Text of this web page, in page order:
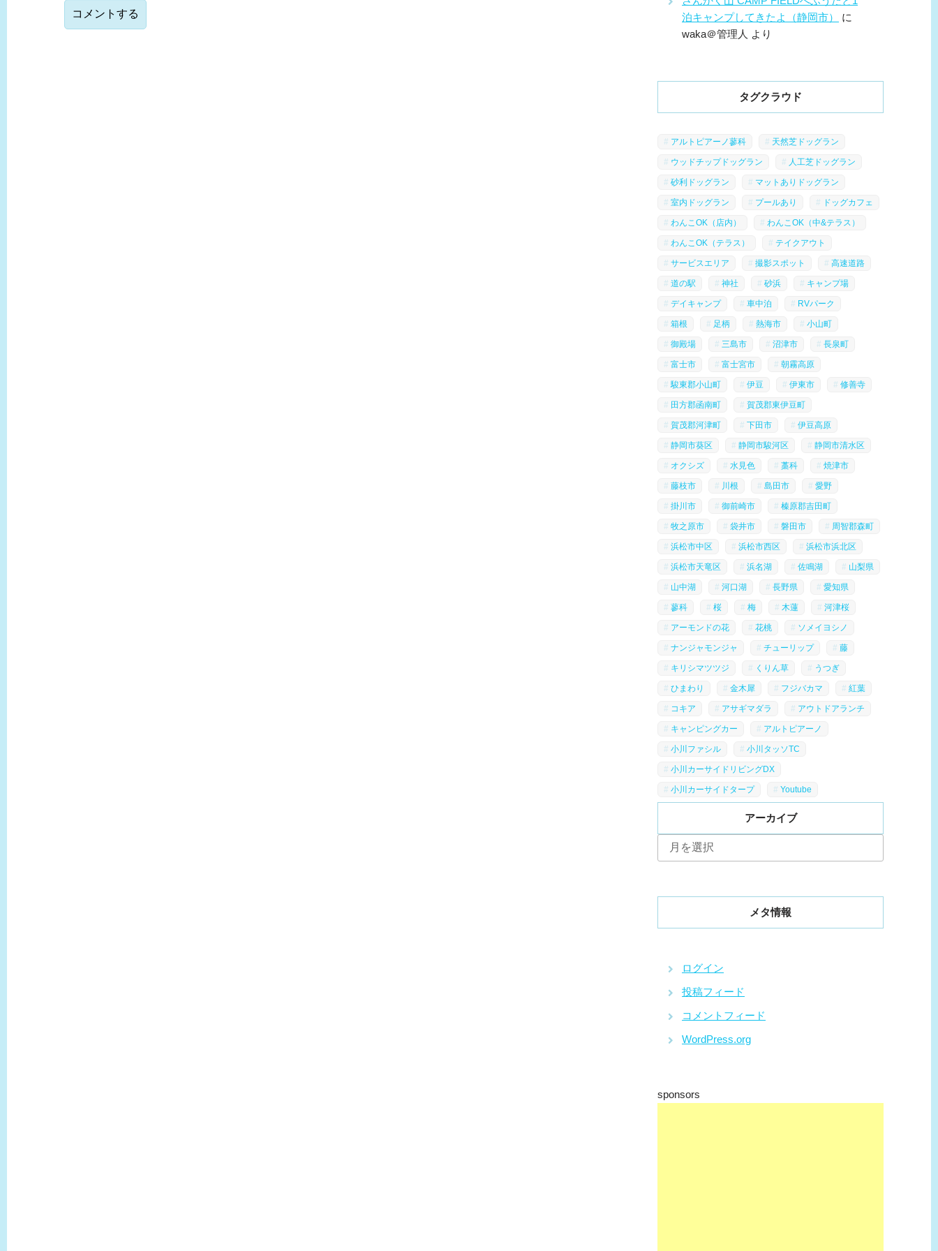
泊キャンプしてきたよ（静岡市）
に
waka＠管理人 より
タグクラウド
アルトピアーノ蓼科 天然芝ドッグラン
ウッドチップドッグラン 人工芝ドッグラン
砂利ドッグラン マットありドッグラン
室内ドッグラン プールあり ドッグカフェ
わんこOK（店内） わんこOK（中&テラス）
わんこOK（テラス） テイクアウト
サービスエリア 撮影スポット 高速道路
道の駅 神社 砂浜 キャンプ場
デイキャンプ 車中泊 RVパーク
箱根 足柄 熱海市 小山町
御殿場 三島市 沼津市 長泉町
富士市 富士宮市 朝霧高原
駿東郡小山町 伊豆 伊東市 修善寺
田方郡函南町 賀茂郡東伊豆町
賀茂郡河津町 下田市 伊豆高原
静岡市葵区 静岡市駿河区 静岡市清水区
オクシズ 水見色 藁科 焼津市
藤枝市 川根 島田市 愛野
掛川市 御前崎市 榛原郡吉田町
牧之原市 袋井市 磐田市 周智郡森町
浜松市中区 浜松市西区 浜松市浜北区
浜松市天竜区 浜名湖 佐鳴湖 山梨県
山中湖 河口湖 長野県 愛知県
蓼科 桜 梅 木蓮 河津桜
アーモンドの花 花桃 ソメイヨシノ
ナンジャモンジャ チューリップ 藤
キリシマツツジ くりん草 うつぎ
ひまわり 金木犀 フジバカマ 紅葉
コキア アサギマダラ アウトドアランチ
キャンピングカー アルトピアーノ
小川ファシル 小川タッソTC
小川カーサイドリビングDX
小川カーサイドタープ Youtube
アーカイブ
ー
メタ情報
ログイン
投稿フィード
コメントフィード
WordPress.org
sponsors